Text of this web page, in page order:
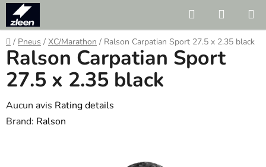
Skip
content
Search
CART
Home
/ Pneus / XC/Marathon / Ralson Carpatian Sport 27.5 x 2.35 black
Ralson Carpatian Sport
27.5 x 2.35 black
The
average
Aucun avis Rating details
Brand: Ralson